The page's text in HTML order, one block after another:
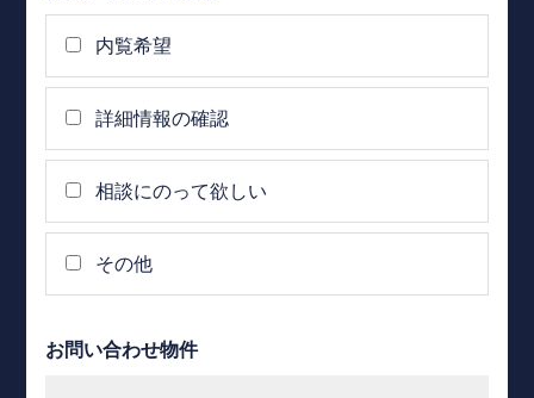
内覧希望
詳細情報の確認
相談にのって欲しい
その他
お問い合わせ物件